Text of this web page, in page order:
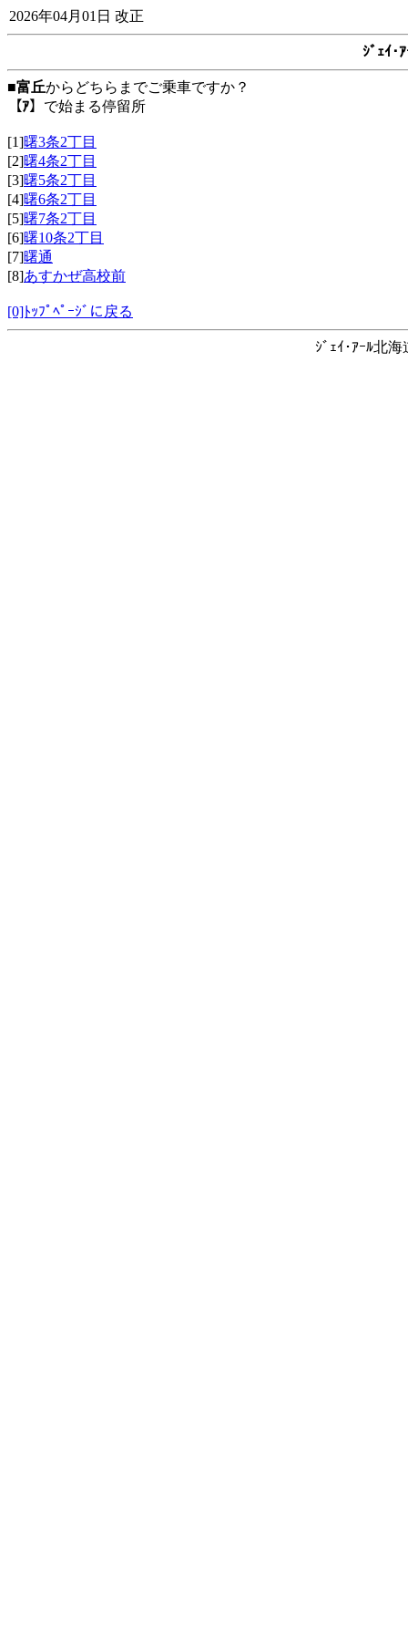
2026年04月01日 改正
ｼﾞｪｲ･
■富丘からどちらまでご乗車ですか？
【ｱ】 で始まる停留所
[1]曙3条2丁目
[2]曙4条2丁目
[3]曙5条2丁目
[4]曙6条2丁目
[5]曙7条2丁目
[6]曙10条2丁目
[7]曙通
[8]あすかぜ高校前
[0]ﾄｯﾌﾟﾍﾟｰｼﾞに戻る
ｼﾞｪｲ･ｱｰﾙ北